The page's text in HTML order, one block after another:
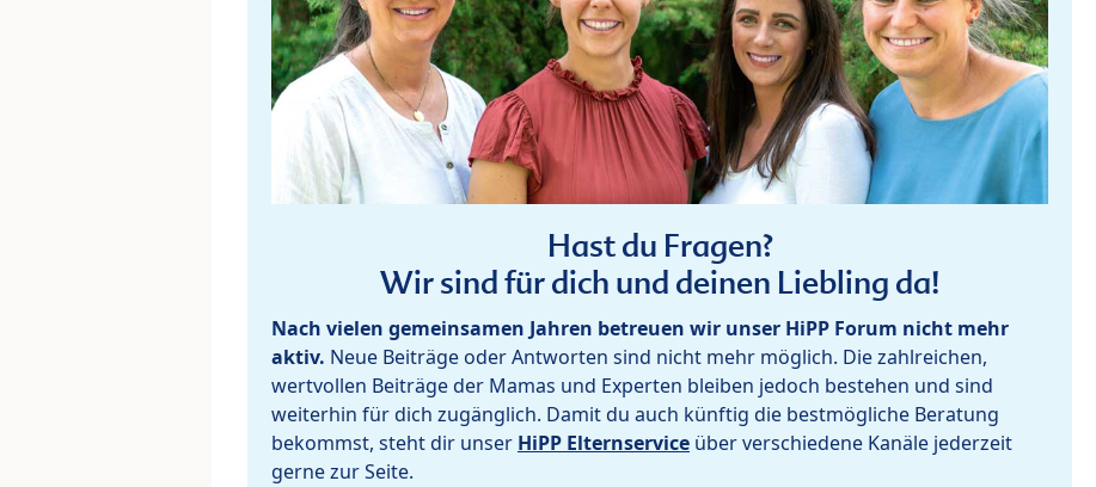
Hast du Fragen?
Wir sind für dich und deinen Liebling da!
Nach vielen gemeinsamen Jahren betreuen wir unser HiPP Forum nicht mehr
aktiv. Neue Beiträge oder Antworten sind nicht mehr möglich. Die zahlreichen,
wertvollen Beiträge der Mamas und Experten bleiben jedoch bestehen und sind
weiterhin für dich zugänglich. Damit du auch künftig die bestmögliche Beratung
bekommst, steht dir unser HiPP Elternservice über verschiedene Kanäle jederzeit
gerne zur Seite.